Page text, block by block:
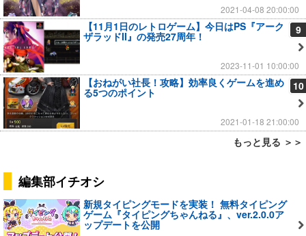
2021-04-08 20:00:00
9
【11月1日のレトロゲーム】今日はPS『アーク
ザラッドII』の発売27周年！
2023-11-01 10:00:00
10
【おねがい社長！攻略】効率良くゲームを進め
る5つのポイント
2021-01-18 21:00:00
もっと見る ＞＞
編集部イチオシ
新規タイピングモードを実装！ 無料タイピング
ゲーム『タイピングちゃんねる』、ver.2.0.0ア
ップデートを公開